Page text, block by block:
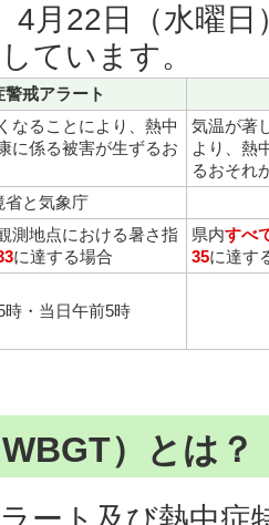
4月22日（水曜
ています。
警戒アラート
なることにより、熱中
に係る被害が生ずるお
気温が著
より、熱
るおそれ
省と気象庁
測地点における暑さ指
に達する場合
県内すべ
35に達す
時・当日午前5時
）とは？